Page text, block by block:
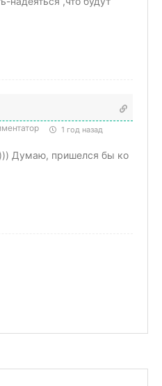
1 год назад
Думаю, пришелся бы ко